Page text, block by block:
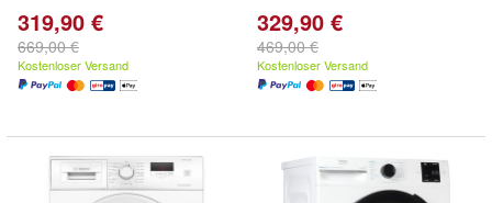
319,90 €
669,00 €
Kostenloser Versand
329,90 €
469,00 €
Kostenloser Versand